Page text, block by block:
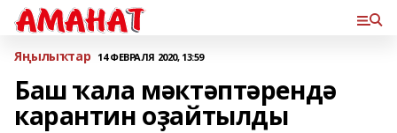
Яңылыҡтар 14 ФЕВРАЛЯ 2020, 13:59
Баш ҡала мәктәптәрендә
карантин оҙайтылды